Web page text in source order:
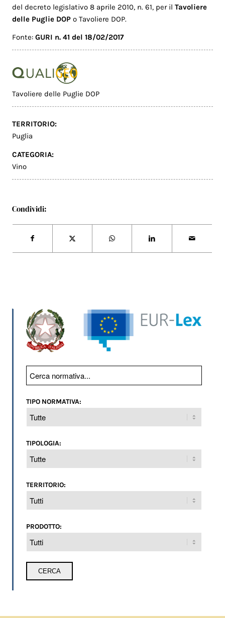
del decreto legislativo 8 aprile 2010, n. 61, per ilTavoliere
delle Puglie DOP o Tavoliere DOP.
Fonte:GURI n. 41 del 18/02/2017
Tavoliere delle Puglie DOP
TERRITORIO:
Puglia
CATEGORIA:
Vino
Condividi:
TIPO NORMATIVA:
TIPOLOGIA:
TERRITORIO:
PRODOTTO: